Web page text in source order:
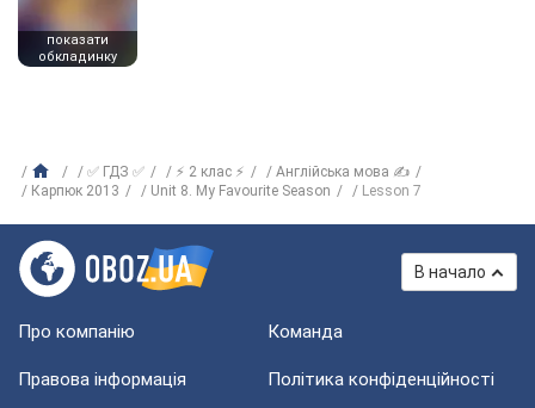
показати
обкладинку
✅ ГДЗ ✅ ⚡ 2 клас ⚡
Англійська мова ✍
Карпюк 2013
Unit 8. My Favourite Season Lesson 7
В начало
Про компанію Команда
Правова інформація Політика конфіденційності